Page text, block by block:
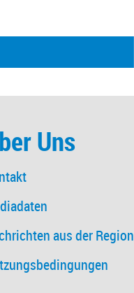
Uns
aus der Region